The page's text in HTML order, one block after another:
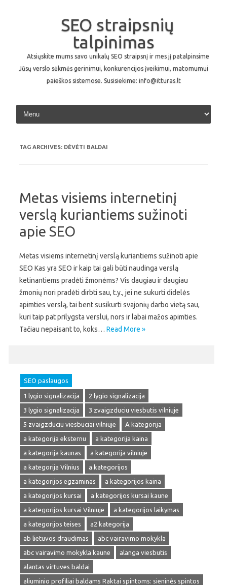
SEO straipsnių
talpinimas
Atsiųskite mums savo unikalų SEO straipsnį ir mes jį patalpinsime
Jūsų verslo sėkmės gerinimui, konkurencijos įveikimui, matomumui
paieškos sistemose. Susisiekime: info@itturas.lt
Skip to content
TAG ARCHIVES: DĖVĖTI BALDAI
Metas visiems internetinį
verslą kuriantiems sužinoti
apie SEO
Metas visiems internetinį verslą kuriantiems sužinoti apie
SEO Kas yra SEO ir kaip tai gali būti naudinga verslą
ketinantiems pradėti žmonėms? Vis daugiau ir daugiau
žmonių nori pradėti dirbti sau, t.y., jei ne sukurti didelės
apimties verslą, tai bent susikurti svajonių darbo vietą sau,
kuri taip pat prilygsta verslui, nors ir labai mažos apimties.
Tačiau nepaisant to, koks… Read More »
SEO paslaugos
1 lygio signalizacija
2 lygio signalizacija
3 lygio signalizacija
3 zvaigzduciu viesbutis vilniuje
5 zvaigzduciu viesbuciai vilniuje
A kategorija
a kategorija eksternu
a kategorija kaina
a kategorija kaunas
a kategorija vilniuje
a kategorija Vilnius
a kategorijos
a kategorijos egzaminas
a kategorijos kaina
a kategorijos kursai
a kategorijos kursai kaune
a kategorijos kursai Vilniuje
a kategorijos laikymas
a kategorijos teises
a2 kategorija
ab lietuvos draudimas
abc vairavimo mokykla
abc vairavimo mokykla kaune
alanga viesbutis
alantas virtuves baldai
aliuminio profiliai baldams Raktai spintoms: sieninės spintos